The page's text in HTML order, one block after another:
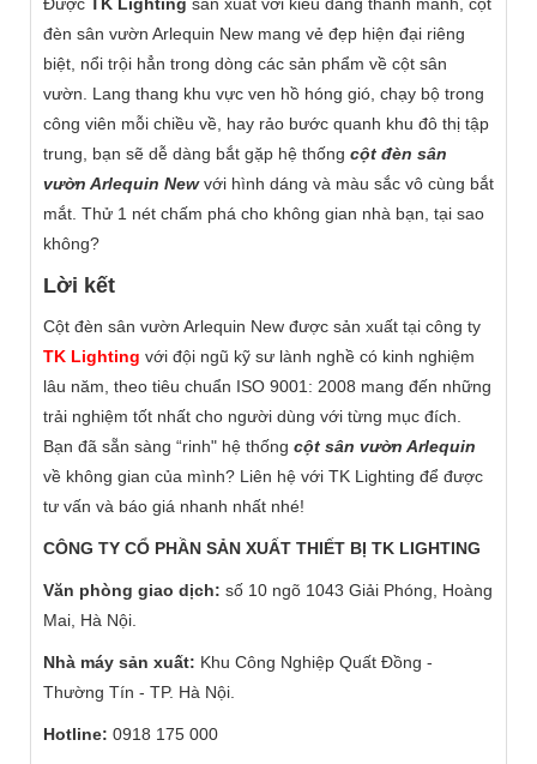
Được TK Lighting sản xuất với kiểu dáng thanh mảnh, cột
đèn sân vườn Arlequin New mang vẻ đẹp hiện đại riêng
biệt, nổi trội hẳn trong dòng các sản phẩm về cột sân
vườn. Lang thang khu vực ven hồ hóng gió, chạy bộ trong
công viên mỗi chiều về, hay rảo bước quanh khu đô thị tập
trung, bạn sẽ dễ dàng bắt gặp hệ thống cột đèn sân
vườn Arlequin Newvới hình dáng và màu sắc vô cùng bắt
mắt. Thử 1 nét chấm phá cho không gian nhà bạn, tại sao
không?
Lời kết
Cột đèn sân vườn Arlequin New được sản xuất tại công ty
TK Lighting với đội ngũ kỹ sư lành nghề có kinh nghiệm
lâu năm, theo tiêu chuẩn ISO 9001: 2008 mang đến những
trải nghiệm tốt nhất cho người dùng với từng mục đích.
Bạn đã sẵn sàng “rinh" hệ thống cột sân vườn Arlequin
về không gian của mình? Liên hệ với TK Lighting để được
tư vấn và báo giá nhanh nhất nhé!
CÔNG TY CỔ PHẦN SẢN XUẤT THIẾT BỊ TK LIGHTING
Văn phòng giao dịch: số 10 ngõ 1043 Giải Phóng, Hoàng
Mai, Hà Nội.
Nhà máy sản xuất: Khu Công Nghiệp Quất Đồng -
Thường Tín - TP. Hà Nội.
Hotline: 0918 175 000